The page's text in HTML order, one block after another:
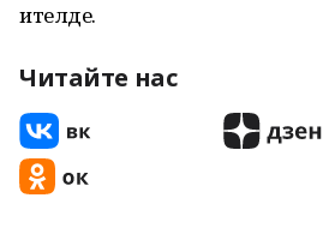
ителде.
Читайте нас